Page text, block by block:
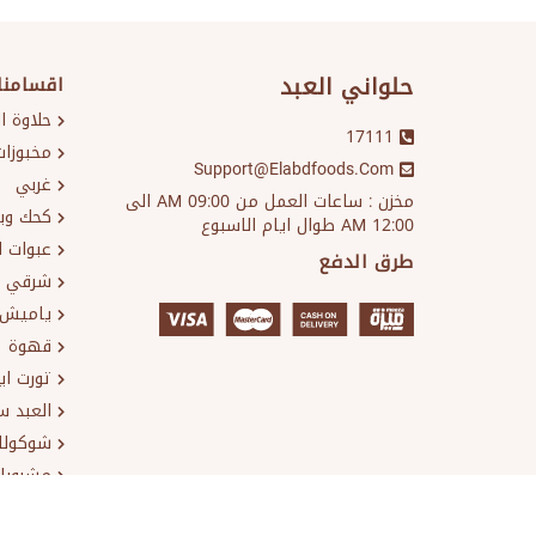
حلواني العبد
17111
Support@elabdfoods.com
مخزن : ساعات العمل من 09:00 AM الى
12:00 AM طوال ايام الاسبوع
طرق الدفع
حلاوة
غربي
كحك
عبوات
شرقي
قهوة
تورت